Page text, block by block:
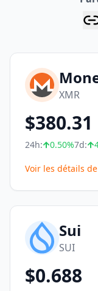
XMR
$380.31
24h: 0.50%7d:
Voir les détails de
Sui
SUI
$0.688